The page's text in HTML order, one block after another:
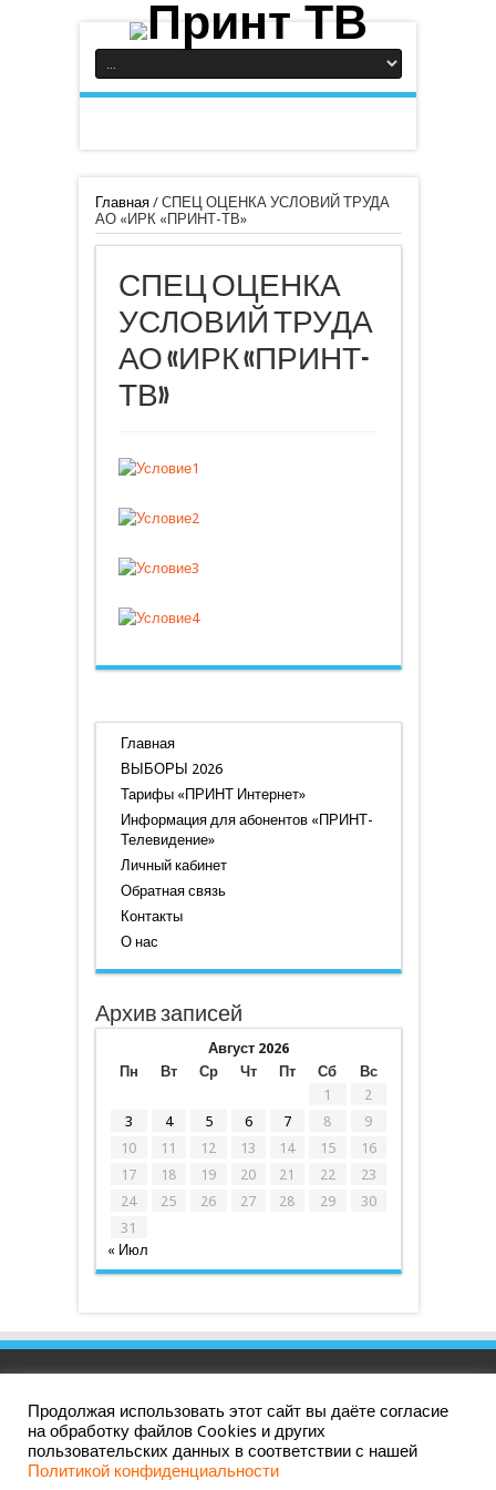
Главная/ СПЕЦ ОЦЕНКА УСЛОВИЙ ТРУДА
АО «ИРК «ПРИНТ-ТВ»
СПЕЦ ОЦЕНКА
УСЛОВИЙ ТРУДА
АО «ИРК «ПРИНТ-
ТВ»
Главная
ВЫБОРЫ 2026
Тарифы «ПРИНТ Интернет»
Информация для абонентов «ПРИНТ-
Телевидение»
Личный кабинет
Обратная связь
Контакты
О нас
Архив записей
Август 2026
Пн
Вт Ср Чт Пт Сб
Вс
1
2
3
4 5 6 7 8
9
10
11 12 13 14 15
16
17
18 19 20 21 22
23
24
25 26 27 28 29
30
31
« Июл
Политика конфиденциальности| СОУТ
Продолжая использовать этот сайт вы даёте согласие
на обработку файлов Cookies и других
пользовательских данных в соответствии с нашей
Политикой конфиденциальности